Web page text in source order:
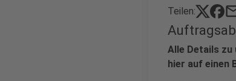
Teilen:
Alle Details zu
hier auf einen